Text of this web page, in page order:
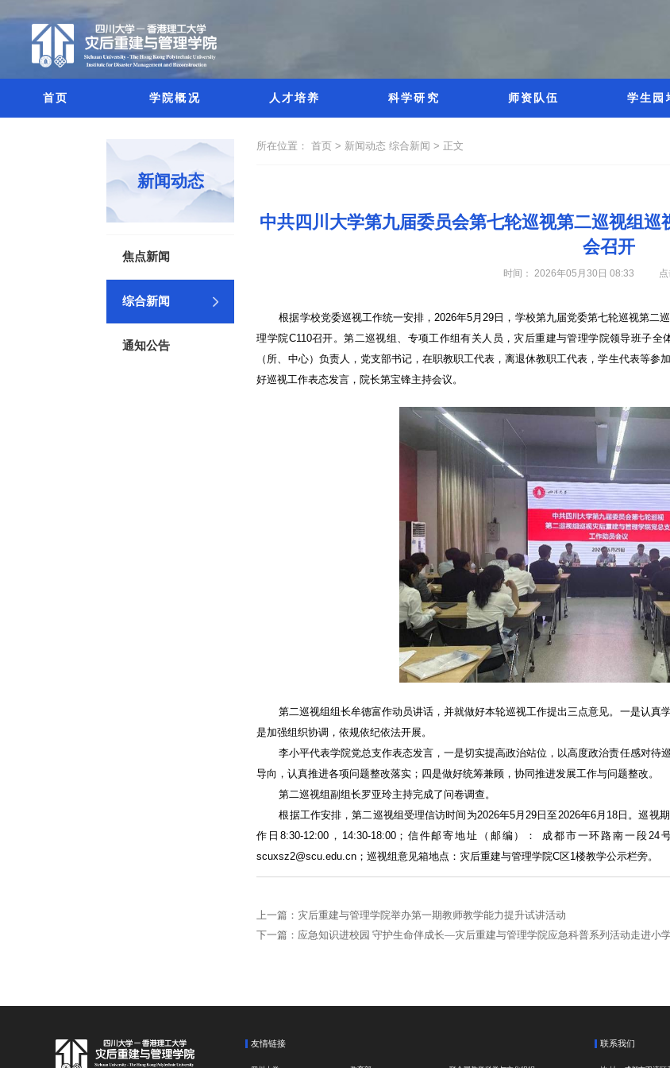
首页 学院概况 人才培养 科学研究 师资队伍 学生园
新闻动态
焦点新闻
综合新闻
通知公告
所在位置： 首页 > 新闻动态综合新闻 > 正文
中共四川大学第九届委员会第七轮巡视第二巡视组
会召开
时间： 2026年05月30日 08:33
根据学校党委巡视工作统一安排，2026年5月29日，学校第九届党委第七轮巡视第二
理学院C110召开。第二巡视组、专项工作组有关人员，灾后重建与管理学院领导班子
（所、中心）负责人，党支部书记，在职教职工代表，离退休教职工代表，学生代表等
好巡视工作表态发言，院长第宝锋主持会议。
第二巡视组组长牟德富作动员讲话，并就做好本轮巡视工作提出三点意见。⼀是认真
是加强组织协调，依规依纪依法开展。
李小平代表学院党总支作表态发言，一是切实提高政治站位，以高度政治责任感对待
导向，认真推进各项问题整改落实；四是做好统筹兼顾，协同推进发展工作与问题整改。
第二巡视组副组长罗亚玲主持完成了问卷调查。
根据工作安排，第二巡视组受理信访时间为2026年5月29日至2026年6月18日。巡视
作日8:30-12:00，14:30-18:00；信件邮寄地址（邮编）： 成都市一环路南一段24
scuxsz2@scu.edu.cn；巡视组意见箱地点：灾后重建与管理学院C区1楼教学公示栏旁。
上一篇：灾后重建与管理学院举办第一期教师教学能力提升试讲活动
下一篇：应急知识进校园 守护生命伴成长—灾后重建与管理学院应急科普系列活动走进小
友情链接 联系我们